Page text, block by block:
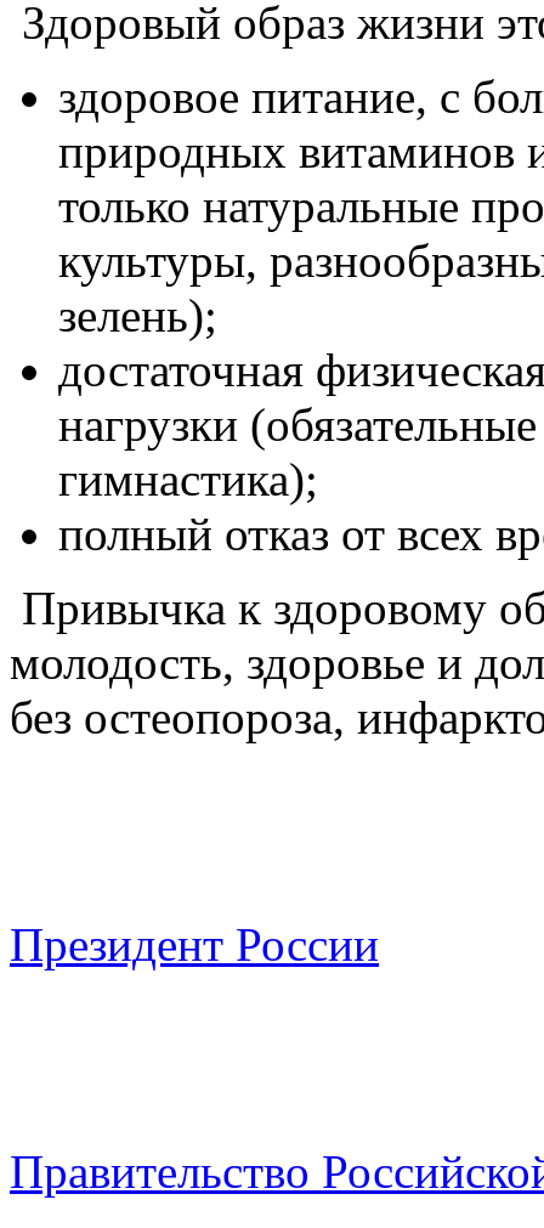
Здоровый образ жизни
здоровое питание, с
природных витаминов
только натуральные
культуры,
зелень);
достаточная
нагрузки
гимнастика);
полный отказ от всех
Привычка к здоровому
молодость, здоровье и
без остеопороза,
Президент России
Правительство